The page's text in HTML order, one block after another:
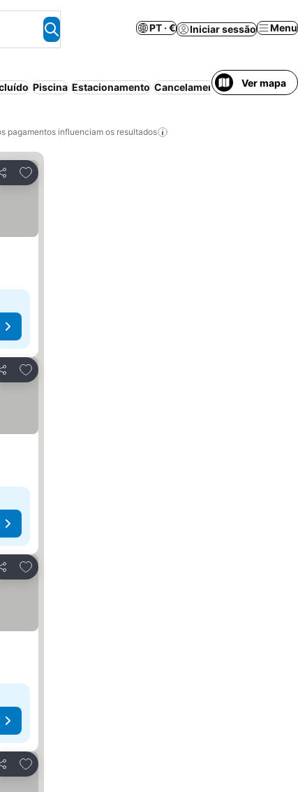
PT · € Iniciar sessão Menu
Piscina Estacionamento Cancelamento gratuitoVer mapa
pagamentos influenciam os resultados
Partilhar
Adicionar aos favoritos
Partilhar
Adicionar aos favoritos
Partilhar
Adicionar aos favoritos
Partilhar
Adicionar aos favoritos